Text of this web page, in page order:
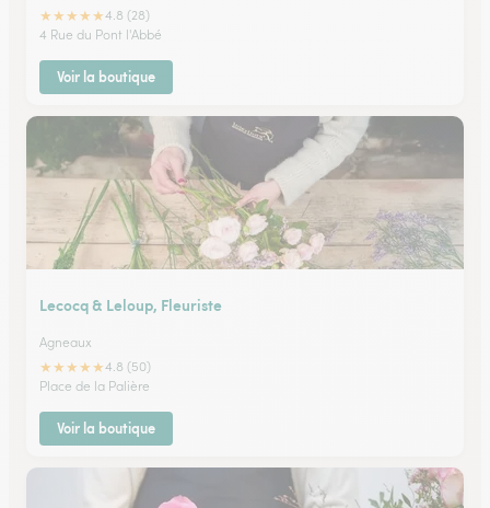
★★★★★4.8 (28)
4 Rue du Pont l'Abbé
Voir la boutique
Lecocq & Leloup, Fleuriste
Agneaux
★★★★★4.8 (50)
Place de la Palière
Voir la boutique